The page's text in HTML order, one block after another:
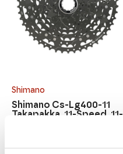
Shimano
Shimano Cs-Lg400-11
Takapakka, 11-Speed, 11-